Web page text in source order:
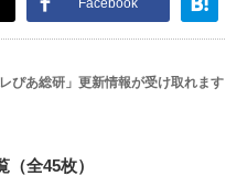
Facebook
ぴあ総研」更新情報が受け取れます
全45枚）